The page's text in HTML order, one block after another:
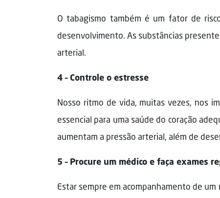
O tabagismo também é um fator de
desenvolvimento. As substâncias
arterial.
4 – Controle o estresse
Nosso ritmo de vida, muitas vezes, nos
essencial para uma saúde do coração
aumentam a pressão arterial, além de
5 – Procure um médico e faça exames
Estar sempre em acompanhamento de